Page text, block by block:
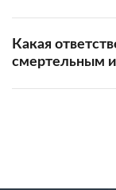
Какая
смертельным